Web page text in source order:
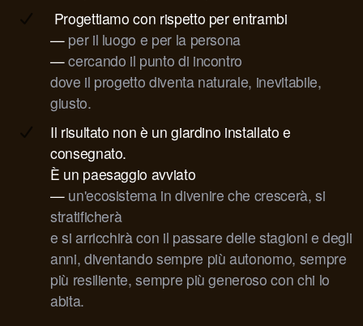
Progettiamo con rispetto per entrambi
— per il luogo e per la persona
—cercando il punto di incontro
dove il progetto diventa naturale, inevitabile,
giusto.
Il risultato non è un giardino installato e
consegnato.
È un paesaggio avviato
— un'ecosistema in divenire che crescerà, si
stratificherà
e si arricchirà con il passare delle stagioni e degli
anni, diventando sempre più autonomo, sempre
più resiliente, sempre più generoso con chi lo
abita.